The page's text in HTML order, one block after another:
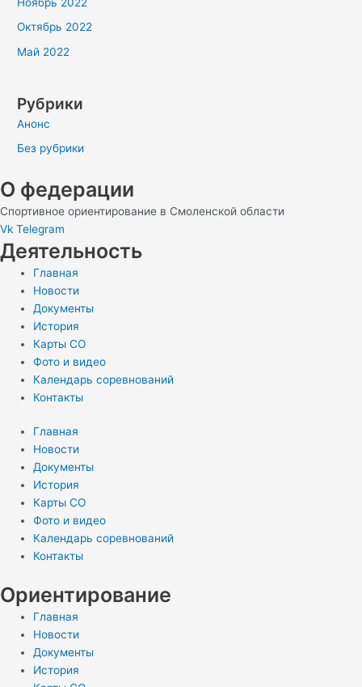
Октябрь 2022
Май 2022
Рубрики
Анонс
Без рубрики
О федерации
Спортивное ориентирование в Смоленской области
Vk Telegram
Деятельность
Главная
Новости
Документы
История
Карты СО
Фото и видео
Календарь соревнований
Контакты
Главная
Новости
Документы
История
Карты СО
Фото и видео
Календарь соревнований
Контакты
Ориентирование
Главная
Новости
Документы
История